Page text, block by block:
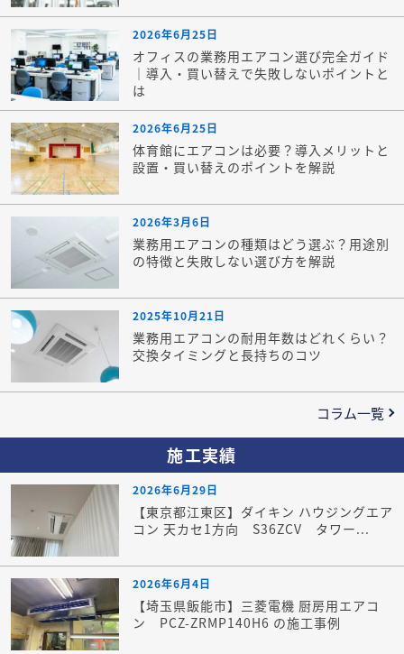
2026年6月25日
オフィスの業務用エアコン選び完全ガイド
｜導入・買い替えで失敗しないポイントと
は
2026年6月25日
体育館にエアコンは必要？導入メリットと
設置・買い替えのポイントを解説
2026年3月6日
業務用エアコンの種類はどう選ぶ？用途別
の特徴と失敗しない選び方を解説
2025年10月21日
業務用エアコンの耐用年数はどれくらい？
交換タイミングと長持ちのコツ
コラム一覧
施工実績
2026年6月29日
【東京都江東区】ダイキン ハウジングエア
コン 天カセ1方向 S36ZCV タワー...
2026年6月4日
【埼玉県飯能市】三菱電機 厨房用エアコ
ン PCZ-ZRMP140H6 の施工事例